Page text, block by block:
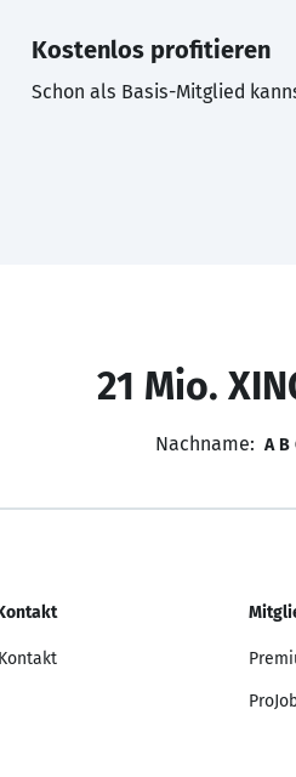
Kostenlos profitieren
Schon als Basis-Mitglied
21 Mio.
Nachname: A B